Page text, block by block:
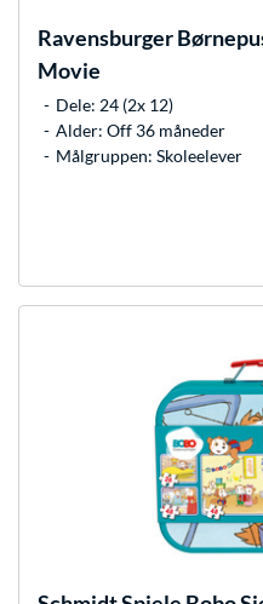
Ravensburger
Movie
Dele: 24 (2x 12)
Alder: Off 36 måneder
Målgruppen: Skoleelever